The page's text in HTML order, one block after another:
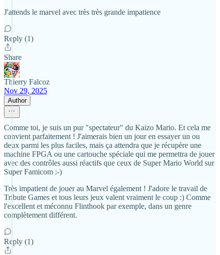
J'attends le marvel avec très très grande impatience
Reply (1)
Share
Thierry Falcoz
Nov 29, 2025
Author
Comme toi, je suis un pur "spectateur" du Kaizo Mario. Et cela me
convient parfaitement ! J'aimerais bien un jour en essayer un ou
deux parmi les plus faciles, mais ça attendra que je récupère une
machine FPGA ou une cartouche spéciale qui me permettra de jouer
avec des contrôles aussi réactifs que ceux de Super Mario World sur
Super Famicom :-)
Très impatient de jouer au Marvel également ! J'adore le travail de
Tribute Games et tous leurs jeux valent vraiment le coup :) Comme
l'excellent et méconnu Flinthook par exemple, dans un genre
complètement différent.
Reply (1)